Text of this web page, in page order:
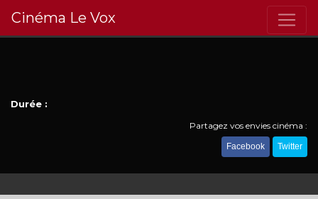
Cinéma Le Vox
Durée :
Partagez vos envies cinéma :
Facebook Twitter